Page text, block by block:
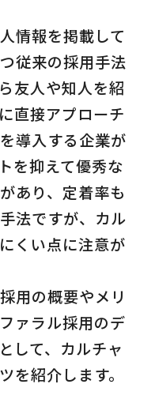
情報を掲載して
従来の採用手法
友人や知人を紹
直接アプローチ
導入する企業が
を抑えて優秀な
あり、定着率も
法ですが、カル
くい点に注意が
用の概要やメリ
ァラル採用のデ
して、カルチャ
を紹介します。